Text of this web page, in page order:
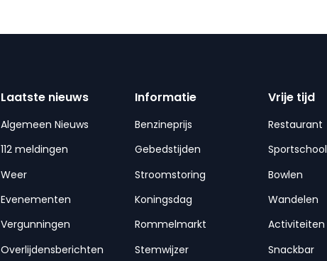
Laatste nieuws
Algemeen Nieuws
112 meldingen
Weer
Evenementen
Vergunningen
Overlijdensberichten
Informatie
Benzineprijs
Gebedstijden
Stroomstoring
Koningsdag
Rommelmarkt
Stemwijzer
Vrije tijd
Restaurant
Sportschool
Bowlen
Wandelen
Activiteiten
Snackbar